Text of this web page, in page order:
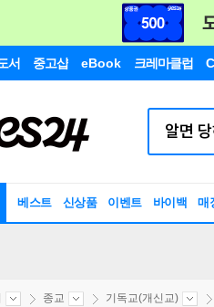
서 중고샵 eBook 크레마클럽
베스트 신상품 이벤트 바이백 매
종교 기독교(개신교)